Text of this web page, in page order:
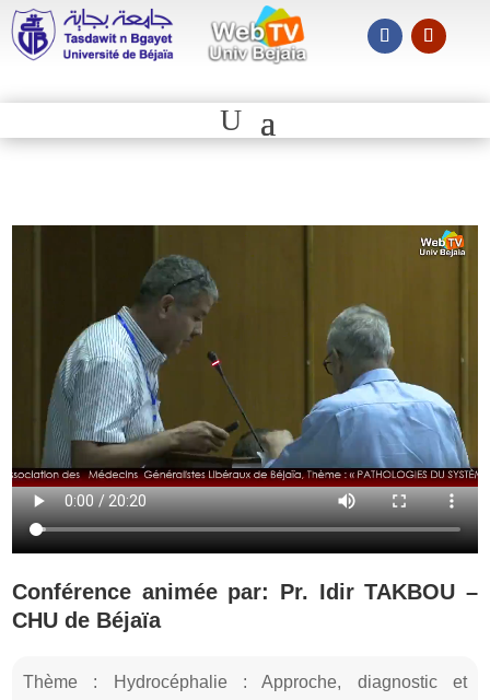
Conférence animée par: Pr. Idir TAKBOU –
CHU de Béjaïa
Thème : Hydrocéphalie : Approche, diagnostic et